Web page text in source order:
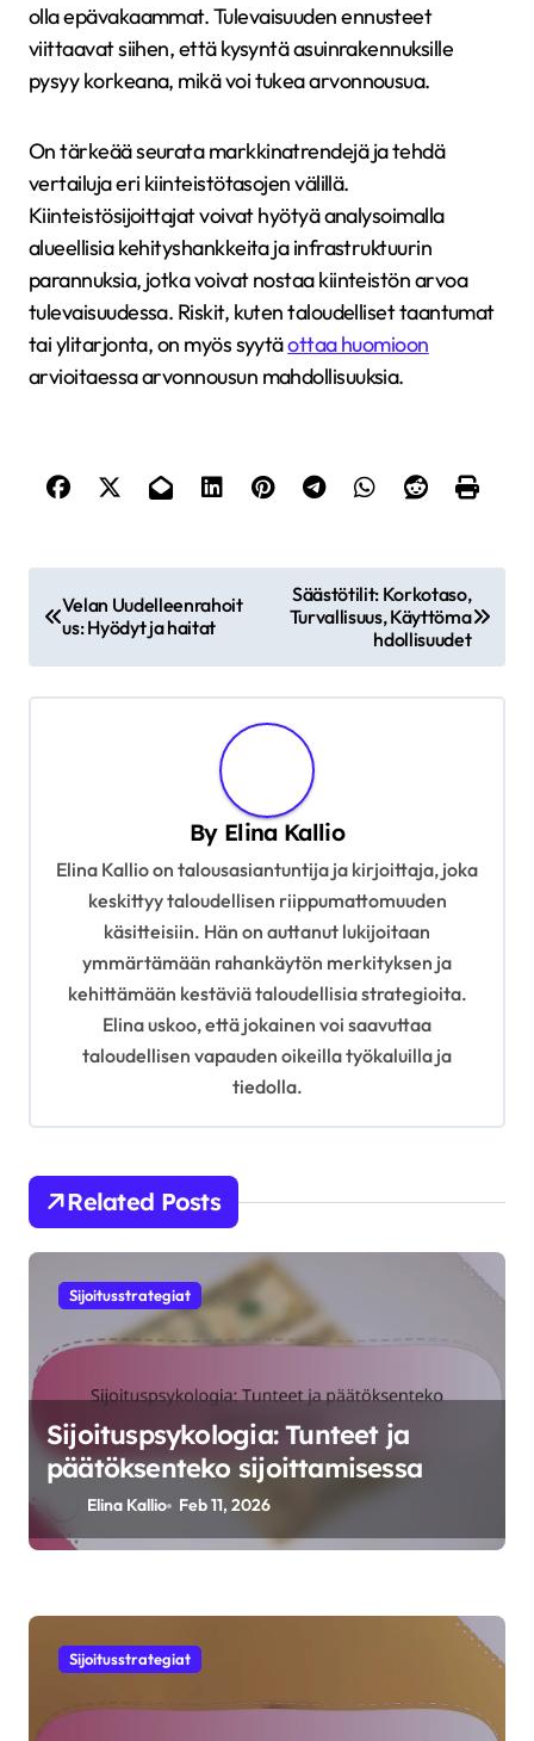
olla epävakaammat. Tulevaisuuden ennusteet
viittaavat siihen, että kysyntä asuinrakennuksille
pysyy korkeana, mikä voi tukea arvonnousua.
On tärkeää seurata markkinatrendejä ja tehdä
vertailuja eri kiinteistötasojen välillä.
Kiinteistösijoittajat voivat hyötyä analysoimalla
alueellisia kehityshankkeita ja infrastruktuurin
parannuksia, jotka voivat nostaa kiinteistön arvoa
tulevaisuudessa. Riskit, kuten taloudelliset taantumat
tai ylitarjonta, on myös syytäottaa huomioon
arvioitaessa arvonnousun mahdollisuuksia.
o
s
t
Velan Uudelleenrahoit
us: Hyödyt ja haitat
Säästötilit: Korkotaso,
Turvallisuus, Käyttöma
hdollisuudet
By Elina Kallio
Elina Kallio on talousasiantuntija ja kirjoittaja, joka
keskittyy taloudellisen riippumattomuuden
käsitteisiin. Hän on auttanut lukijoitaan
ymmärtämään rahankäytön merkityksen ja
kehittämään kestäviä taloudellisia strategioita.
Elina uskoo, että jokainen voi saavuttaa
taloudellisen vapauden oikeilla työkaluilla ja
tiedolla.
Related Posts
Sijoitusstrategiat
Sijoituspsykologia: Tunteet ja
päätöksenteko sijoittamisessa
Elina Kallio Feb 11, 2026
Sijoitusstrategiat